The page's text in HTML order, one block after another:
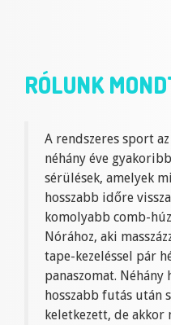
RÓLUNK
A rendszeres sport
néhány éve
sérülések, amelyek
hosszabb időre
komolyabb comb-
Nórához, aki
tape-kezeléssel pár
panaszomat.
hosszabb futás után
keletkezett, de